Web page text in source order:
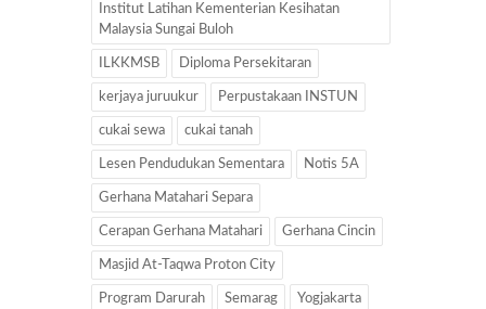
Institut Latihan Kementerian Kesihatan
Malaysia Sungai Buloh
ILKKMSB Diploma Persekitaran
kerjaya juruukur Perpustakaan INSTUN
cukai sewa cukai tanah
Lesen Pendudukan Sementara Notis 5A
Gerhana Matahari Separa
Cerapan Gerhana Matahari Gerhana Cincin
Masjid At-Taqwa Proton City
Program Darurah Semarag Yogjakarta